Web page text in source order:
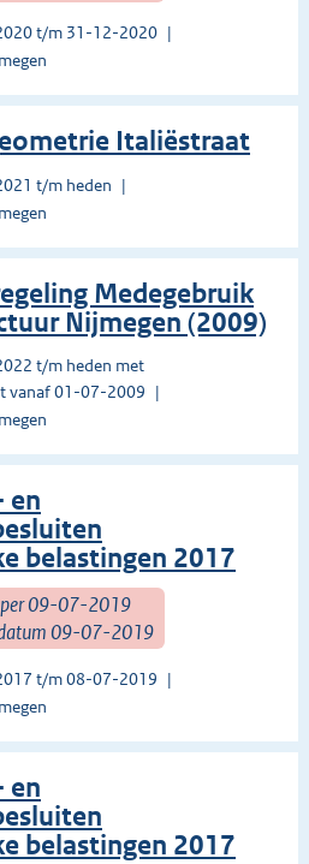
t/m 31-12-2020
Italiëstraat
t/m heden
Medegebruik
Nijmegen (2009)
t/m heden met
vanaf 01-07-2009
en
belastingen 2017
per 09-07-2019
09-07-2019
t/m 08-07-2019
en
belastingen 2017